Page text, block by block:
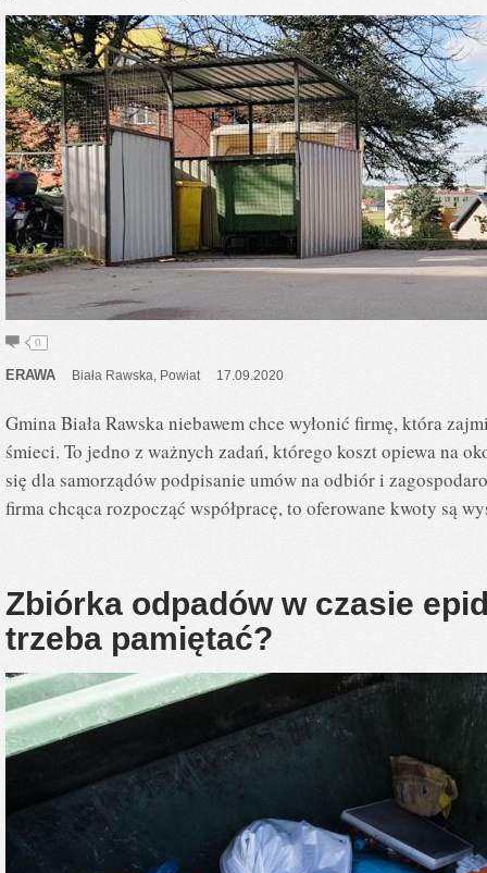
0
ERAWA Biała Rawska Powiat 17.09.2020
Gmina Biała Rawska niebawem chce wyłonić firmę, która
śmieci. To jedno z ważnych zadań, którego koszt opiewa na
się dla samorządów podpisanie umów na odbiór i
firma chcąca rozpocząć współpracę, to oferowane kwoty są
Zbiórka odpadów w czasie
trzeba pamiętać?